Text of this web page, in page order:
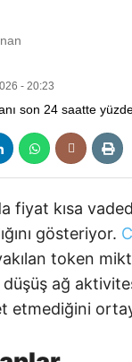
- 20:23
fiyat kısa
gösteriyor.
token
ağ
etmediğini